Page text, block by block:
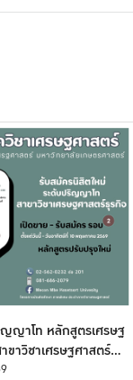
ญาโท หลักสูตรเศรษฐ
าวิชาเศรษฐศาสตร์